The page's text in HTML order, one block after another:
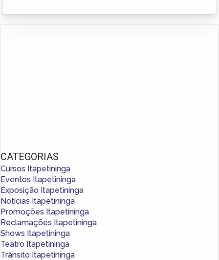
CATEGORIAS
Cursos Itapetininga
Eventos Itapetininga
Exposição Itapetininga
Notícias Itapetininga
Promoções Itapetininga
Reclamações Itapetininga
Shows Itapetininga
Teatro Itapetininga
Trânsito Itapetininga